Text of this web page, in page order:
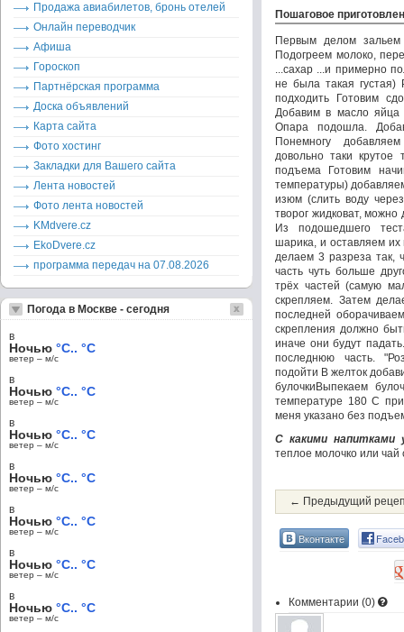
Пошаговое
Первым делом
Подогреем молоко,
...сахар ...и примерно
не была такая
подходить Готовим
Добавим в масло яйца
Опара подошла.
Понемногу
довольно таки
подъема Готовим
температуры)
изюм (слить воду
творог жидковат,
Из подошедшего
шарика, и оставляем
делаем 3 разреза так,
часть чуть больше
трёх частей (самую
скрепляем. Затем
последней
скрепления должно
иначе они будут
последнюю часть.
подойти В желток
булочкиВыпекаем
температуре 180 С
меня указано без
С какими напитками
теплое молочко или чай
← Предыдущий
Вконтакте
Комментарии (0)
Продажа авиабилетов, бронь отелей
Онлайн переводчик
Афиша
Гороскоп
Партнёрская программа
Доска объявлений
Карта сайта
Фото хостинг
Закладки для Вашего сайта
Лента новостей
Фото лента новостей
KMdvere.cz
EkoDvere.cz
программа передач на 07.08.2026
Погода в Москве - сегодня
в
Ночью °C.. °C
ветер – м/c
в
Ночью °C.. °C
ветер – м/c
в
Ночью °C.. °C
ветер – м/c
в
Ночью °C.. °C
ветер – м/c
в
Ночью °C.. °C
ветер – м/c
в
Ночью °C.. °C
ветер – м/c
в
Ночью °C.. °C
ветер – м/c